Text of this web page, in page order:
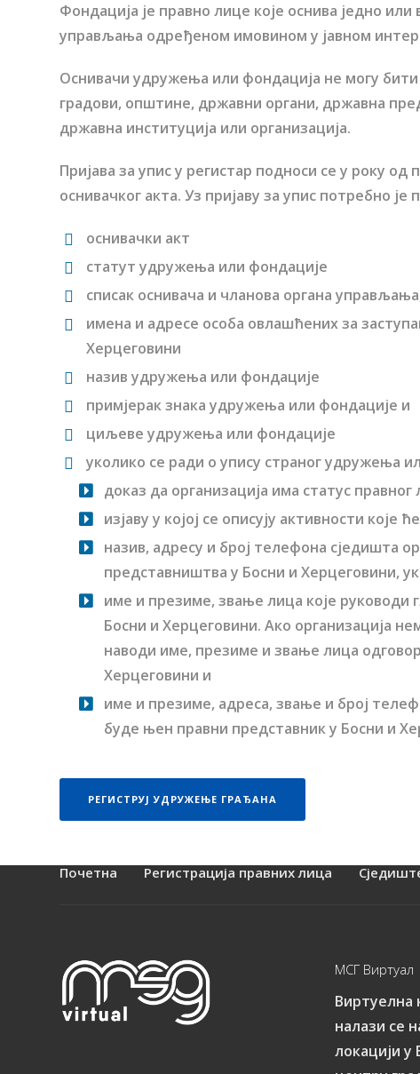
Фондација је правно лице које оснива једно
управљања одређеном имовином у јавном
Оснивачи удружења или фондација не могу
градови, општине, државни органи, државна
државна институција или организација.
Пријава за упис у регистар подноси се у року
оснивачког акта. Уз пријаву за упис потребно је
оснивачки акт
статут удружења или фондације
списак оснивача и чланова органа
имена и адресе особа овлашћених за
Херцеговини
назив удружења или фондације
примјерак знака удружења или фондације и
циљеве удружења или фондације
уколико се ради о упису страног удружења
доказ да организација има статус
изјаву у којој се описују активности које
назив, адресу и број телефона сједишта
представништва у Босни и Херцеговини,
име и презиме, звање лица које руководи
Босни и Херцеговини. Ако организација
наводи име, презиме и звање лица
Херцеговини и
име и презиме, адреса, звање и број
буде њен правни представник у Босни и
РЕГИСТРУЈ УДРУЖЕЊЕ ГРАЂАНА
Почетна Регистрација правних лица
МСГ Виртуал
Виртуелна
налази се
локацији у